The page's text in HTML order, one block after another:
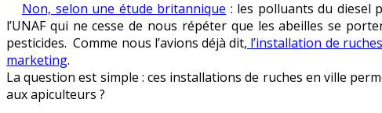
sont-
elles
vraiment
en
Non, selon une étude britannique : les polluants du diesel
l’UNAF qui ne cesse de nous répéter que les abeilles se
pesticides. Comme nous l’avions déjà dit, l’installation de
marketing.
La question est simple : ces installations de ruches en ville
aux apiculteurs ?